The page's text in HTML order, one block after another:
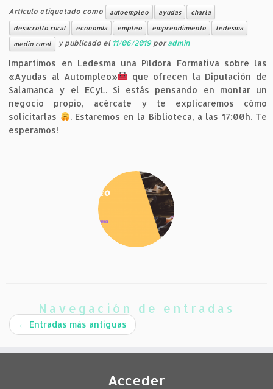
Artículo etiquetado como autoempleo ayudas
charla
desarrollo rural
economía empleo emprendimiento
ledesma
medio rural
y publicado el 11/06/2019 poradmin
Impartimos en Ledesma una Píldora Formativa sobre las
«Ayudas al Autompleo»
que ofrecen la Diputación de
Salamanca y el ECyL. Si estás pensando en montar un
negocio propio, acércate y te explicaremos cómo
solicitarlas
. Estaremos en la Biblioteca, a las 17:00h. Te
esperamos!
Navegación de entradas
← Entradas más antiguas
Acceder